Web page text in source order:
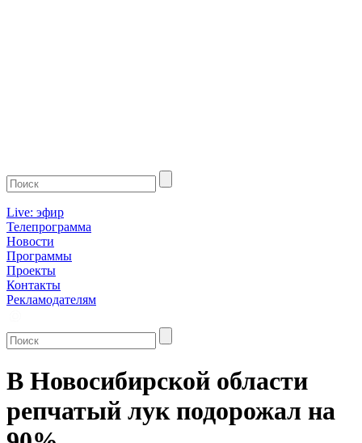
Live: эфир
Телепрограмма
Новости
Программы
Проекты
Контакты
Рекламодателям
В Новосибирской области
репчатый лук подорожал на